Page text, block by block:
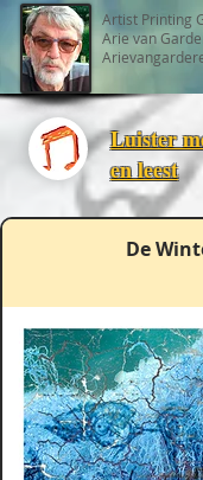
Artist Printing
Arie van
De
Luister
en leest